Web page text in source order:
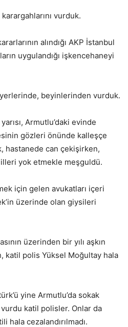
vurduk.
alındığı AKP İstanbul
uygulandığı işkencehaneyi
beyinlerinden vurduk.
Armutlu’daki evinde
gözleri önünde kalleşçe
hastanede can çekişirken,
yok etmekle meşguldü.
için gelen avukatları içeri
üzerinde olan giysileri
üzerinden bir yılı aşkın
katil polis Yüksel Moğultay hala
yine Armutlu’da sokak
katil polisler. Onlar da
hala cezalandırılmadı.